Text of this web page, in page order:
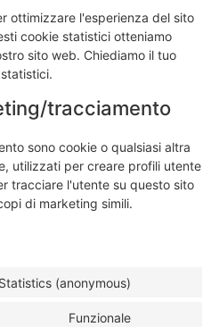
ottimizzare l'esperienza del sito
cookie statistici otteniamo
sito web. Chiediamo il tuo
tracciamento
sono cookie o qualsiasi altra
utilizzati per creare profili utente
tracciare l'utente su questo sito
di marketing simili.
Statistics (anonymous)
Funzionale